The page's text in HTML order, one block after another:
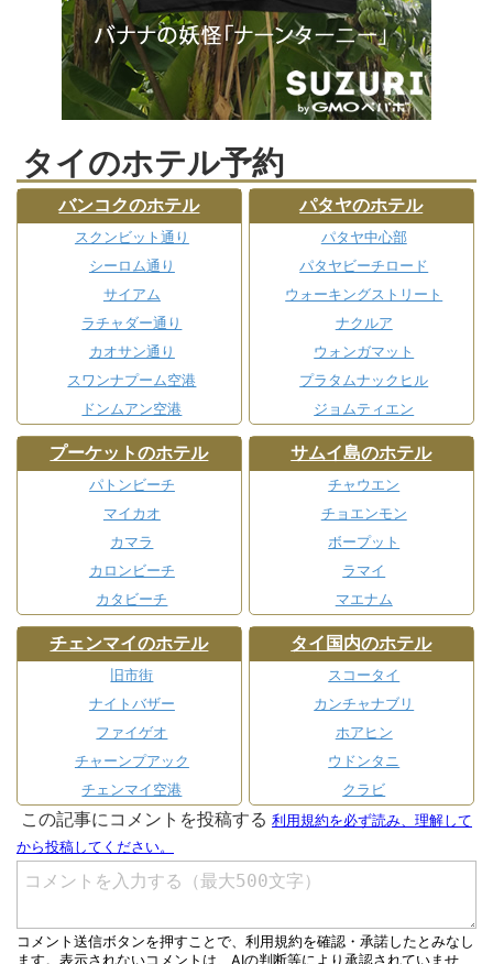
タイのホテル予約
バンコクのホテル
スクンビット通り
シーロム通り
サイアム
ラチャダー通り
カオサン通り
スワンナプーム空港
ドンムアン空港
パタヤのホテル
パタヤ中心部
パタヤビーチロード
ウォーキングストリート
ナクルア
ウォンガマット
プラタムナックヒル
ジョムティエン
プーケットのホテル
パトンビーチ
マイカオ
カマラ
カロンビーチ
カタビーチ
サムイ島のホテル
チャウエン
チョエンモン
ボープット
ラマイ
マエナム
チェンマイのホテル
旧市街
ナイトバザー
ファイゲオ
チャーンプアック
チェンマイ空港
タイ国内のホテル
スコータイ
カンチャナブリ
ホアヒン
ウドンタニ
クラビ